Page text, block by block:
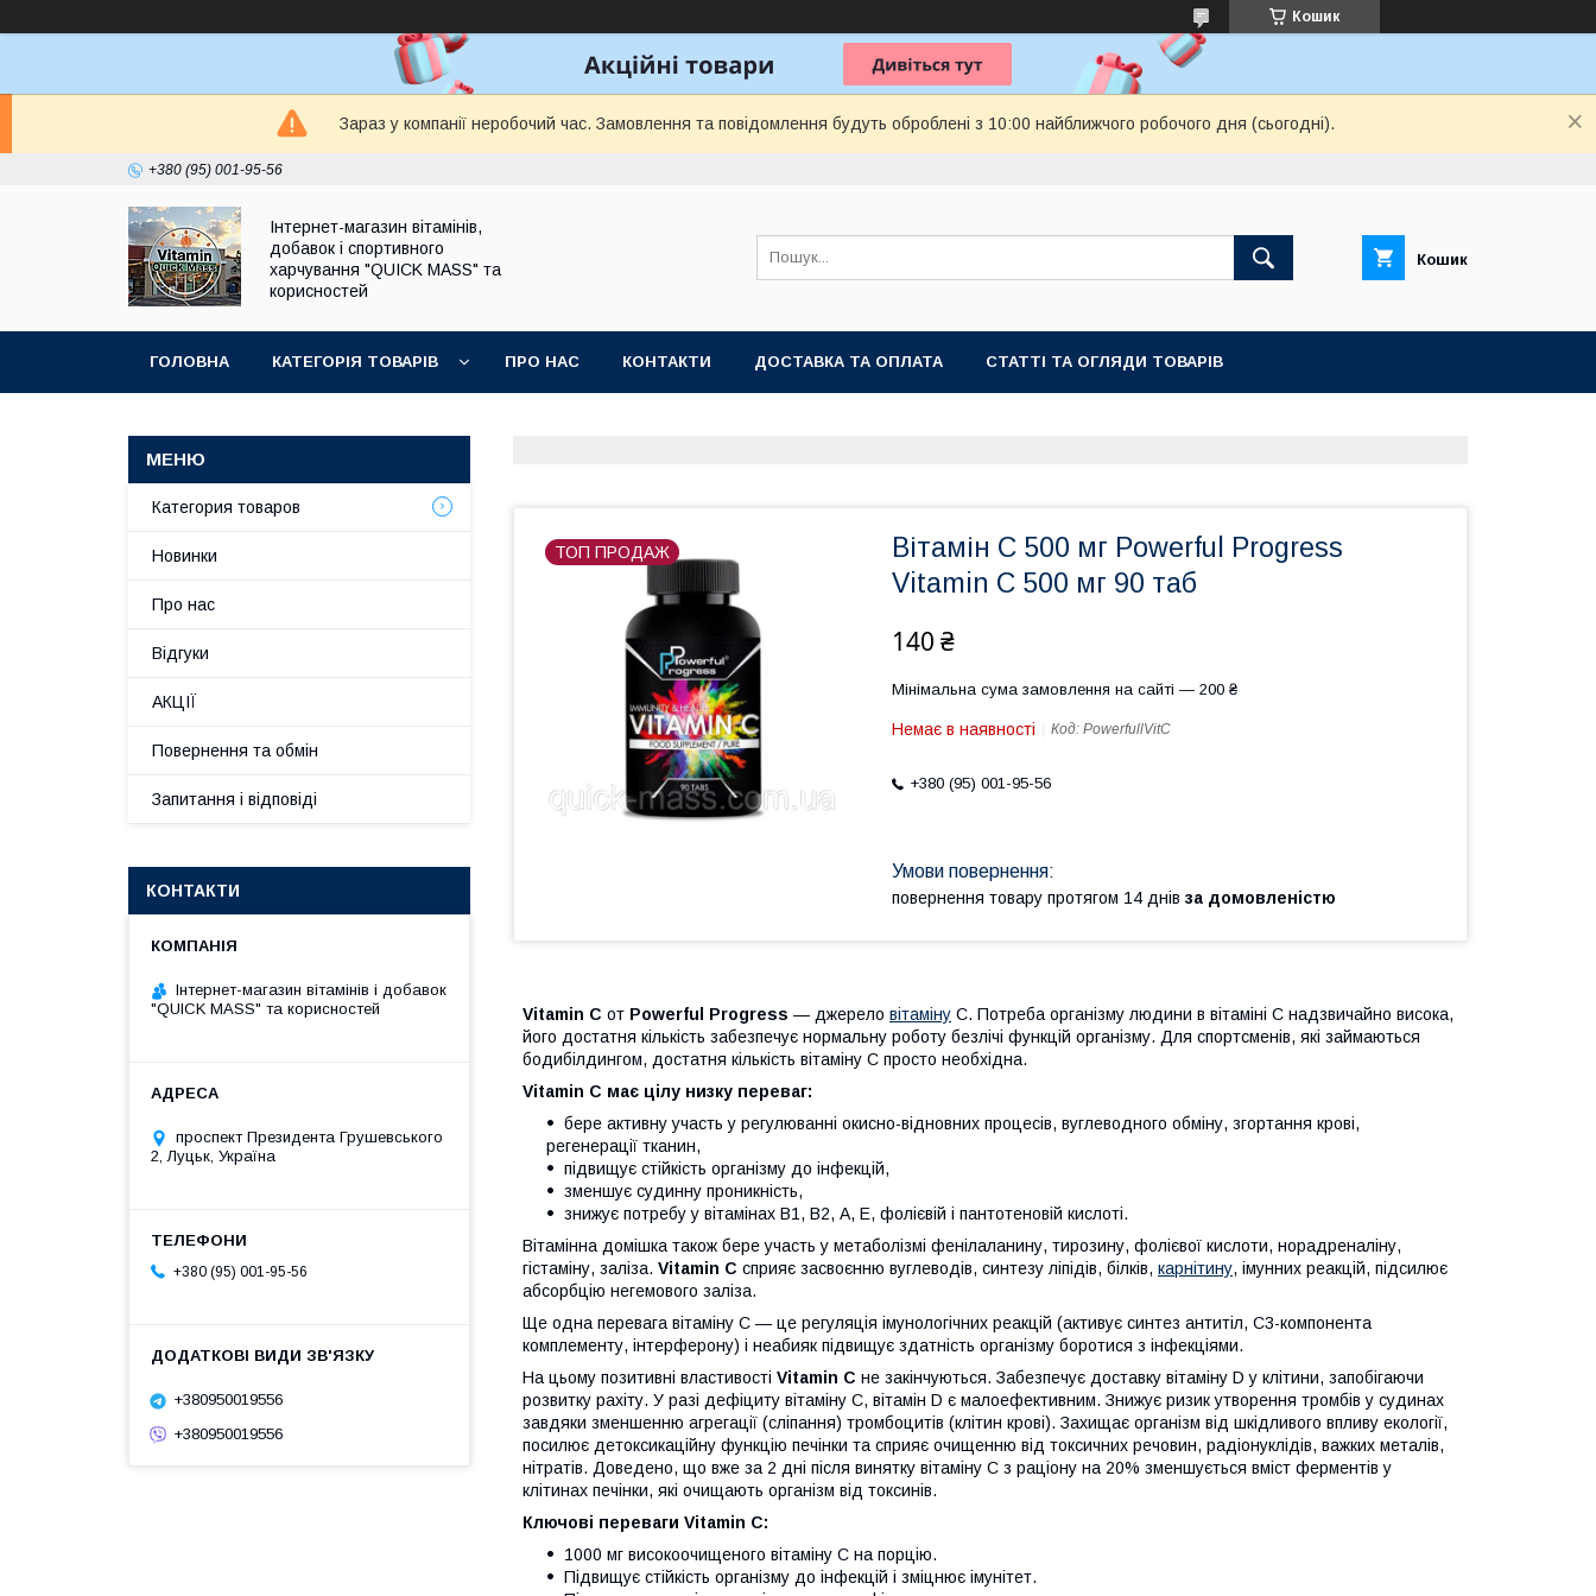
Кошик
Зараз у компанії неробочий час. Замовлення та повідомлення будуть оброблені з 10:00 найближчого робочого дня (сьогодні).
+380 (95) 001-95-56
Інтернет-магазин вітамінів,
добавок і спортивного
харчування "QUICK MASS" та
корисностей
Кошик
ГОЛОВНА КАТЕГОРІЯ ТОВАРІВ ПРО НАС КОНТАКТИ ДОСТАВКА ТА ОПЛАТА СТАТТІ ТА ОГЛЯДИ ТОВАРІВ
ТОП ПРОДАЖ
Вітамін C 500 мг Powerful Progress
Vitamin C 500 мг 90 таб
140 ₴
Мінімальна сума замовлення на сайті — 200 ₴
Немає в наявності Код: PowerfullVitC
+380 (95) 001-95-56
повернення товару протягом 14 днів за домовленістю
Vitamin C от Powerful Progress — джерело вітаміну С. Потреба організму людини в вітаміні C надзвичайно висока,
його достатня кількість забезпечує нормальну роботу безлічі функцій організму. Для спортсменів, які займаються
бодибілдингом, достатня кількість вітаміну C просто необхідна.
Vitamin C має цілу низку переваг:
бере активну участь у регулюванні окисно-відновних процесів, вуглеводного обміну, згортання крові,
регенерації тканин,
підвищує стійкість організму до інфекцій,
зменшує судинну проникність,
знижує потребу у вітамінах B1, B2, А, Е, фолієвій і пантотеновій кислоті.
Вітамінна домішка також бере участь у метаболізмі фенілаланину, тирозину, фолієвої кислоти, норадреналіну,
гістаміну, заліза. Vitamin C сприяє засвоєнню вуглеводів, синтезу ліпідів, білків, карнітину, імунних реакцій, підсилює
абсорбцію негемового заліза.
Ще одна перевага вітаміну С — це регуляція імунологічних реакцій (активує синтез антитіл, С3-компонента
комплементу, інтерферону) і неабияк підвищує здатність організму боротися з інфекціями.
На цьому позитивні властивості Vitamin C не закінчуються. Забезпечує доставку вітаміну D у клітини, запобігаючи
розвитку рахіту. У разі дефіциту вітаміну С, вітамін D є малоефективним. Знижує ризик утворення тромбів у судинах
завдяки зменшенню агрегації (сліпання) тромбоцитів (клітин крові). Захищає організм від шкідливого впливу екології,
посилює детоксикаційну функцію печінки та сприяє очищенню від токсичних речовин, радіонуклідів, важких металів,
нітратів. Доведено, що вже за 2 дні після винятку вітаміну C з раціону на 20% зменшується вміст ферментів у
клітинах печінки, які очищають організм від токсинів.
Ключові переваги Vitamin C:
1000 мг високоочищеного вітаміну C на порцію.
Підвищує стійкість організму до інфекцій і зміцнює імунітет.
Категория товаров
Новинки
Про нас
Відгуки
АКЦІЇ
Повернення та обмін
Запитання і відповіді
КОНТАКТИ
Інтернет-магазин вітамінів і добавок
"QUICK MASS" та корисностей
проспект Президента Грушевського
2, Луцьк, Україна
+380 (95) 001-95-56
+380950019556
+380950019556